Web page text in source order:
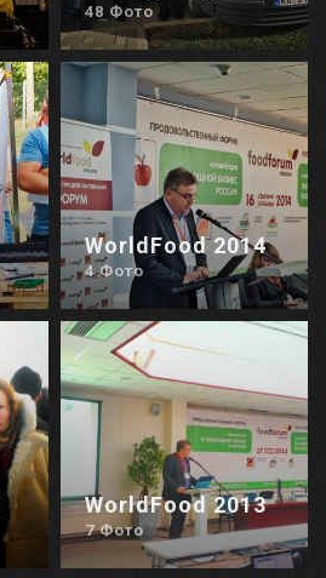
48 Фото
WorldFood 2014
4 Фото
WorldFood 2013
7 Фото